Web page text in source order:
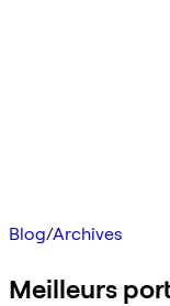
Blog/Archives
Meilleurs